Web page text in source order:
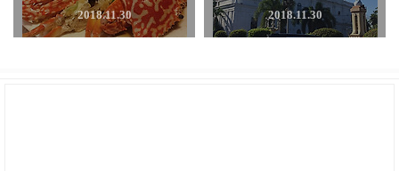
2018.11.30 2018.11.30